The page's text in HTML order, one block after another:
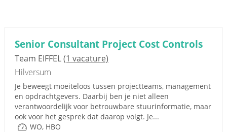
Senior Consultant Project Cost Controls
Team EIFFEL(1 vacature)
Hilversum
Je beweegt moeiteloos tussen projectteams, management
en opdrachtgevers. Daarbij ben je niet alleen
verantwoordelijk voor betrouwbare stuurinformatie, maar
ook voor het gesprek dat daarop volgt. Je...
WO, HBO